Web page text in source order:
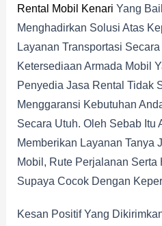
Rental Mobil Kenari Yang
Menghadirkan Solusi Atas
Layanan Transportasi
Ketersediaan Armada Mobil
Penyedia Jasa Rental Tidak
Menggaransi Kebutuhan
Secara Utuh. Oleh Sebab Itu
Memberikan Layanan Tanya
Mobil, Rute Perjalanan Serta
Supaya Cocok Dengan
Kesan Positif Yang